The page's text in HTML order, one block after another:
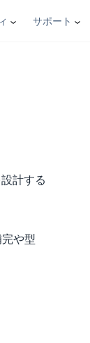
サポート
計する
や型